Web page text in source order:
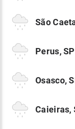
São
Perus, SP
Osasco,
Caieiras,